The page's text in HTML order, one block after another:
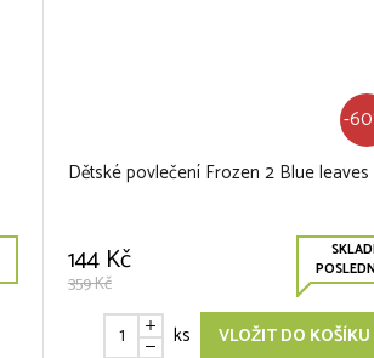
-
Dětské povlečení Frozen 2 Blue
144 Kč
359 Kč
ks VLOŽIT DO KOŠÍKU